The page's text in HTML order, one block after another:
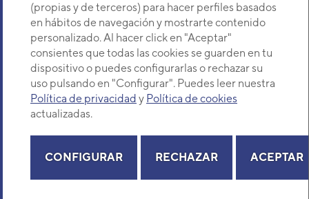
(propias y de terceros) para hacer perfiles basados
en hábitos de navegación y mostrarte contenido
personalizado. Al hacer click en "Aceptar"
consientes que todas las cookies se guarden en tu
dispositivo o puedes configurarlas o rechazar su
uso pulsando en "Configurar". Puedes leer nuestra
Política de privacidad y Política de cookies
actualizadas.
CONFIGURAR RECHAZAR ACEPTAR
UNIDAD EXTERIOR MULTI-
HYBRID DAITSU AOHD 45
Código:3IDA02001-Ref. fabricante:DVO-
045UIAT_MULTI_HYBRID
VER DETALLE
UNIDAD EXTERIOR MULTI-
HYBRID DAITSU AOHD 54
Código: 3IDA02002-Ref. fabricante:
DVO-
¿Buscas un servicio técnico?
Selecciona provincia